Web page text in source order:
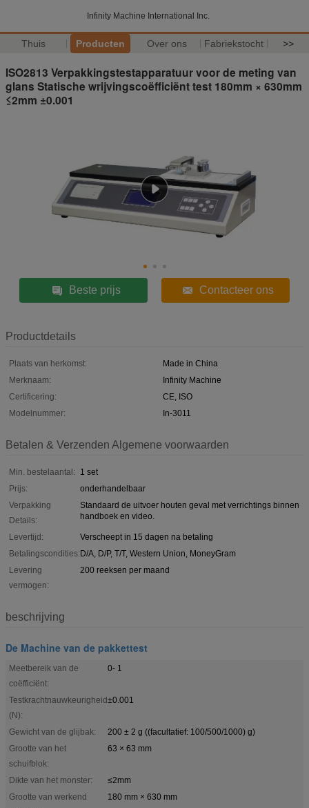
Infinity Machine International Inc.
Thuis Producten Over ons Fabriekstocht >>
ISO2813 Verpakkingstestapparatuur voor de meting van
glans Statische wrijvingscoëfficiënt test 180mm × 630mm
≤2mm ±0.001
Beste prijs Contacteer ons
Productdetails
Plaats van herkomst:
Made in China
Merknaam:
Infinity Machine
Certificering:
CE, ISO
Modelnummer:
In-3011
Betalen & Verzenden Algemene voorwaarden
Min. bestelaantal:
1 set
Prijs:
onderhandelbaar
Verpakking
Details:
Standaard de uitvoer houten geval met verrichtings binnen
handboek en video.
Levertijd:
Verscheept in 15 dagen na betaling
Betalingscondities:D/A, D/P, T/T, Western Union, MoneyGram
Levering
vermogen:
200 reeksen per maand
beschrijving
De Machine van de pakkettest
Meetbereik van de
coëfficiënt:
0- 1
Testkrachtnauwkeurigheid
(N):
±0.001
Gewicht van de glijbak:
200 ± 2 g ((facultatief: 100/500/1000) g)
Grootte van het
schuifblok:
63 × 63 mm
Dikte van het monster:
≤2mm
Grootte van werkend
180 mm × 630 mm